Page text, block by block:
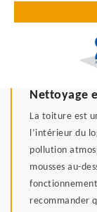
Nettoyage
La toiture est
l’intérieur du
pollution
mousses au-
recommander